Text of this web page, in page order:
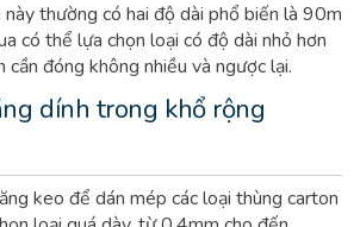
này thường có hai độ dài phổ biến là 90m
có thể lựa chọn loại có độ dài nhỏ hơn
đóng không nhiều và ngược lại.
dính trong khổ rộng
keo để dán mép các loại thùng carton